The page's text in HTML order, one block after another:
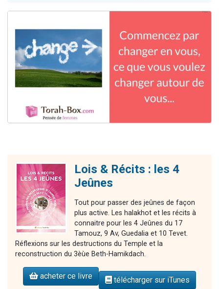
2 personnes viennent de nous rejoindre sur WhatsApp
2 nouvelles musiques dans Torah-Box Music
6 personnes viennent de nous rejoindre sur WhatsApp
Lois & Récits : les 4
Jeûnes
Tout pour passer des jeûnes de façon
plus active. Les halakhot et les récits à
connaitre pour les 4 Jeûnes du 17
Tamouz, 9 Av, Guedalia et 10 Tevet.
Réflexions sur les destructions du Temple et la
reconstruction du 3èùe Beth-Hamikdach.
acheter ce livre télécharger sur iTunes